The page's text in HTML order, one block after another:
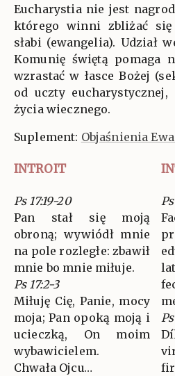
Eucharystia nie jest
którego winni zbliżać się
słabi (ewangelia). Udział
Komunię świętą pomaga
wzrastać w łasce Bożej
od uczty
życia wiecznego.
Suplement: Objaśnienia
INTROIT
Ps 17:19-20
Pan stał się moją
obroną; wywiódł mnie
na pole rozległe: zbawił
mnie bo mnie miłuje.
Ps 17:2-3
Miłuję Cię, Panie, mocy
moja; Pan opoką moją i
ucieczką, On moim
wybawicielem.
Chwała Ojcu…